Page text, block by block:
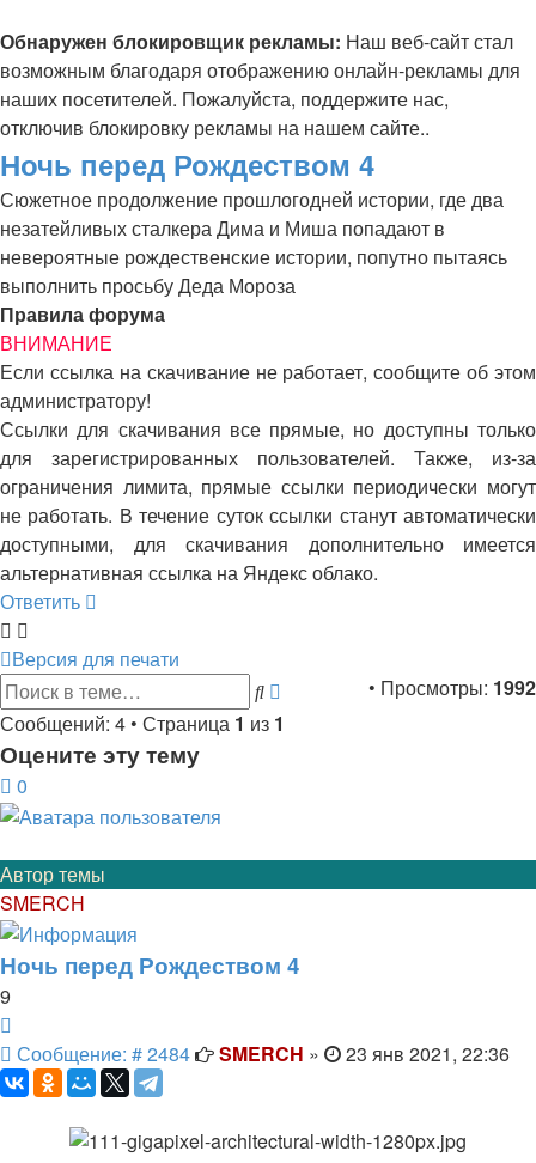
Обнаружен блокировщик рекламы: Наш веб-сайт стал
возможным благодаря отображению онлайн-рекламы для
наших посетителей. Пожалуйста, поддержите нас,
отключив блокировку рекламы на нашем сайте..
Ночь перед Рождеством 4
Сюжетное продолжение прошлогодней истории, где два
незатейливых сталкера Дима и Миша попадают в
невероятные рождественские истории, попутно пытаясь
выполнить просьбу Деда Мороза
Правила форума
ВНИМАНИЕ
Если ссылка на скачивание не работает, сообщите об этом
администратору!
Ссылки для скачивания все прямые, но доступны только
для зарегистрированных пользователей. Также, из-за
ограничения лимита, прямые ссылки периодически могут
не работать. В течение суток ссылки станут автоматически
доступными, для скачивания дополнительно имеется
альтернативная ссылка на Яндекс облако.
Ответить
Версия для печати
• Просмотры: 1992
ПоискРасширенный
поиск
Сообщений: 4 • Страница 1 из 1
Оцените эту тему
0
Автор темы
SMERCH
Ночь перед Рождеством 4
9
Сообщение: # 2484Сообщение
SMERCH » 23 янв 2021, 22:36